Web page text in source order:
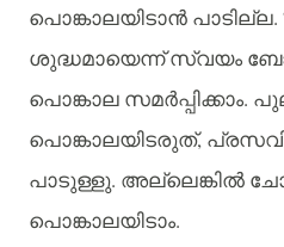
പൊങ്കാലയിടാൻ പാടില്ല.
ശുദ്ധമായെന്ന് സ്വയം
പൊങ്കാല സമർപ്പിക്കാം.
പൊങ്കാലയിടരുത്,
പാടുള്ളു. അല്ലെങ്കിൽ
പൊങ്കാലയിടാം.